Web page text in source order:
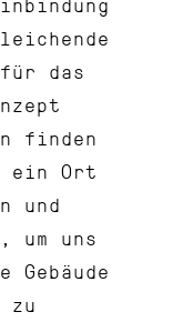
für das
finden
ein Ort
und
um uns
zu